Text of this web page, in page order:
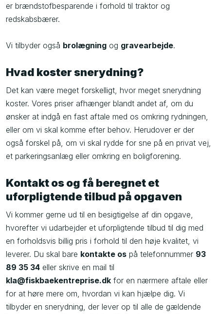
er brændstofbesparende i forhold til traktor og
redskabsbærer.
Vi tilbyder også brolægning og gravearbejde.
Hvad koster snerydning?
Det kan være meget forskelligt, hvor meget snerydning
koster. Vores priser afhænger blandt andet af, om du
ønsker at indgå en fast aftale med os omkring rydningen,
eller om vi skal komme efter behov. Herudover er der
også forskel på, om vi skal rydde for sne på en privat vej,
et parkeringsanlæg eller omkring en boligforening.
Kontakt os og få beregnet et
uforpligtende tilbud på opgaven
Vi kommer gerne ud til en besigtigelse af din opgave,
hvorefter vi udarbejder et uforpligtende tilbud til dig med
en forholdsvis billig pris i forhold til den høje kvalitet, vi
leverer. Du skal bare kontakte os på telefonnummer 93
89 35 34 eller skrive en mail til
kla@fiskbaekentreprise.dk for en nærmere aftale eller
for at høre mere om, hvordan vi kan hjælpe dig. Vi
tilbyder en snerydning, der lever op til alle de gældende